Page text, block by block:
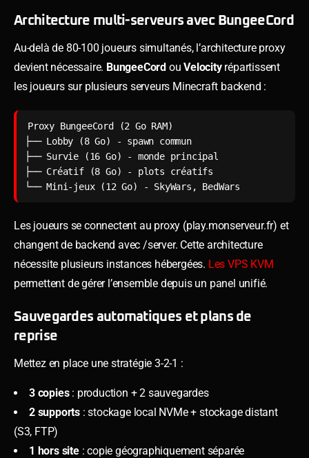
Architecture multi-serveurs avec BungeeCord
Au-delà de 80-100 joueurs simultanés, l’architecture proxy
devient nécessaire. BungeeCord ouVelocityrépartissent
les joueurs sur plusieurs serveurs Minecraft backend :
Proxy BungeeCord (2 Go RAM)
├── Lobby (8 Go) - spawn commun
├── Survie (16 Go) - monde principal
├── Créatif (8 Go) - plots créatifs
└── Mini-jeux (12 Go) - SkyWars, BedWars
Les joueurs se connectent au proxy (play.monserveur.fr) et
changent de backend avec /server. Cette architecture
nécessite plusieurs instances hébergées. Les VPS KVM
permettent de gérer l’ensemble depuis un panel unifié.
Sauvegardes automatiques et plans de
reprise
Mettez en place une stratégie 3-2-1 :
3 copies: production + 2 sauvegardes
2 supports : stockage local NVMe + stockage distant
(S3, FTP)
1 hors site: copie géographiquement séparée